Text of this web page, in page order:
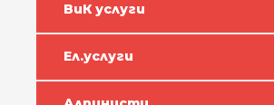
ВиК услуги
Ел.услуги